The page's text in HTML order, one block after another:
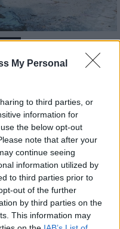
My Personal
to third parties, or
information for
the below opt-out
note that after your
continue seeing
information utilized by
to third parties prior to
out of the further
by third parties on the
This information may
köve mesél –
valamint a közeli
híd és szobor is.
zajlik a teljesen új
építése
és jelzőlámpás
Angyalföldön